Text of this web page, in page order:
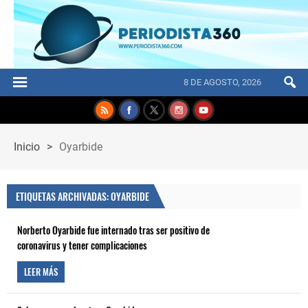
8 DE AGOSTO, 2026
Inicio > Oyarbide
ETIQUETAS ARCHIVADAS: OYARBIDE
Norberto Oyarbide fue internado tras ser positivo de
coronavirus y tener complicaciones
LEER MÁS